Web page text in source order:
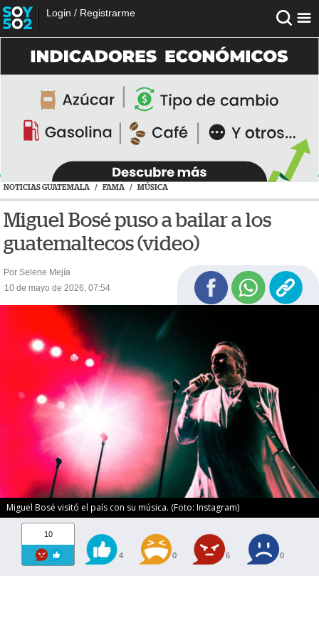
Login / Registrarme
NOTICIAS GUATEMALA / FAMA / MÚSICA
Miguel Bosé puso a bailar a los
guatemaltecos (video)
Por Selene Mejía
10 de mayo de 2026, 07:54
Miguel Bosé visitó el país con su música. (Foto: Instagram)
10
4 0 6 0